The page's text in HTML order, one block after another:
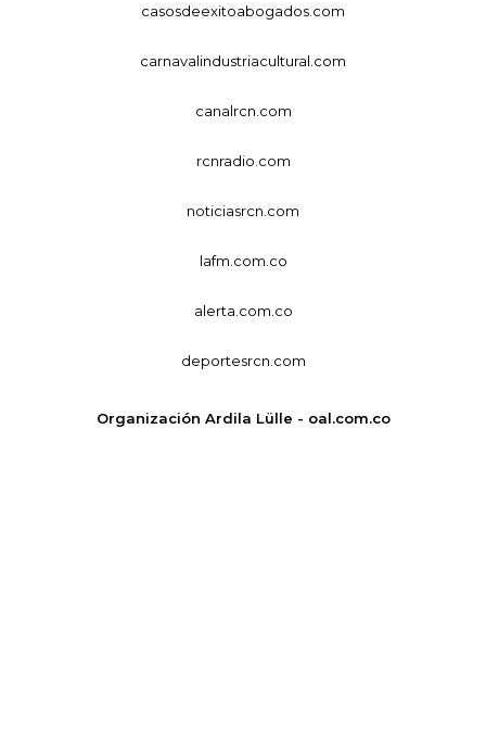
casosdeexitoabogados.com
carnavalindustriacultural.com
canalrcn.com
rcnradio.com
noticiasrcn.com
lafm.com.co
alerta.com.co
deportesrcn.com
Organización Ardila Lülle - oal.com.co